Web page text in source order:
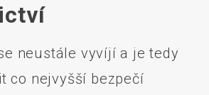
neustále vyvíjí a je tedy
co nejvyšší bezpečí